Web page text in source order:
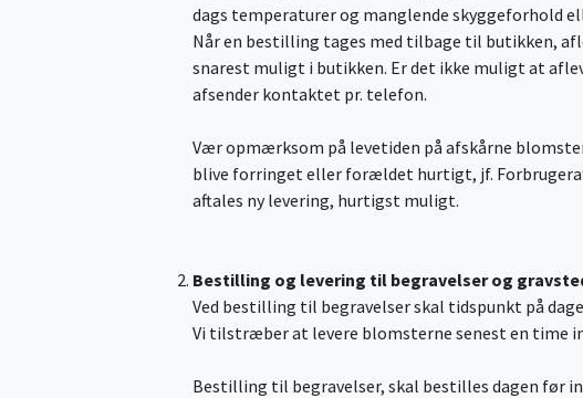
dags temperaturer og manglende skyggeforhold
Når en bestilling tages med tilbage til butikken,
snarest muligt i butikken. Er det ikke muligt at
afsender kontaktet pr. telefon.
Vær opmærksom på levetiden på afskårne
blive forringet eller forældet hurtigt, jf.
aftales ny levering, hurtigst muligt.
Bestilling og levering til begravelser og
Ved bestilling til begravelser skal tidspunkt på
Vi tilstræber at levere blomsterne senest en time
Bestilling til begravelser, skal bestilles dagen før